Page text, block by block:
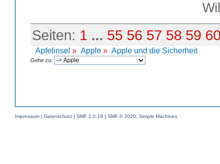
William
Seiten: 1 ... 55 56 57 58 59
Apfelinsel » Apple » Apple und die Sicherheit
Gehe zu:
Impressum | Datenschutz | SMF 2.0.19 | SMF © 2020 Simple Machines